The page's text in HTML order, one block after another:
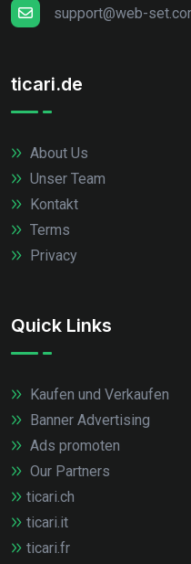
support@web-
ticari.de
About Us
Unser Team
Kontakt
Terms
Privacy
Quick Links
Kaufen und Verkaufen
Banner Advertising
Ads promoten
Our Partners
ticari.ch
ticari.it
ticari.fr